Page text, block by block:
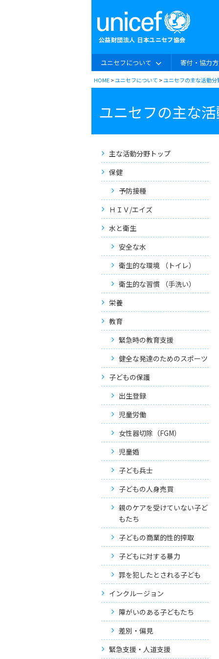
ユニセフについて 寄付・協力
HOME>ユニセフについて >ユニセフの主な活動分
ユニセフの主な
主な活動分野トップ
保健
予防接種
ＨＩＶ/エイズ
水と衛生
安全な水
衛生的な環境 （トイレ）
衛生的な習慣 （手洗い）
栄養
教育
緊急時の教育支援
健全な発達のためのスポーツ
子どもの保護
出生登録
児童労働
女性器切除（FGM）
児童婚
子ども兵士
子どもの人身売買
親のケアを受けていない子ど
もたち
子どもの商業的性的搾取
子どもに対する暴力
罪を犯したとされる子ども
インクルージョン
障がいのある子どもたち
差別・偏見
緊急支援・人道支援